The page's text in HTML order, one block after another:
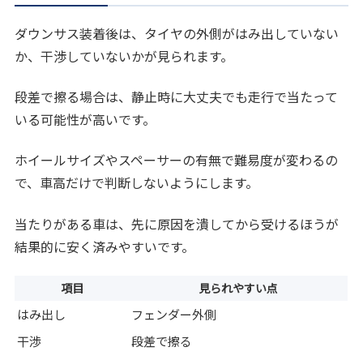
ダウンサス装着後は、タイヤの外側がはみ出していない
か、干渉していないかが見られます。
段差で擦る場合は、静止時に大丈夫でも走行で当たって
いる可能性が高いです。
ホイールサイズやスペーサーの有無で難易度が変わるの
で、車高だけで判断しないようにします。
当たりがある車は、先に原因を潰してから受けるほうが
結果的に安く済みやすいです。
項目 見られやすい点
はみ出し
フェンダー外側
干渉
段差で擦る